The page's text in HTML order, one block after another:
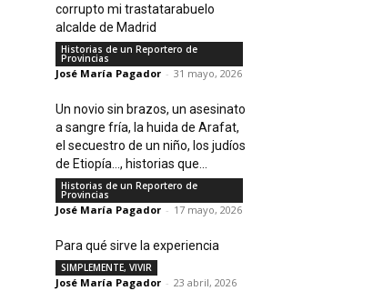
corrupto mi trastatarabuelo
alcalde de Madrid
Historias de un Reportero de
Provincias
José María Pagador - 31 mayo, 2026
Un novio sin brazos, un asesinato
a sangre fría, la huida de Arafat,
el secuestro de un niño, los judíos
de Etiopía…, historias que...
Historias de un Reportero de
Provincias
José María Pagador - 17 mayo, 2026
Para qué sirve la experiencia
SIMPLEMENTE, VIVIR
José María Pagador - 23 abril, 2026